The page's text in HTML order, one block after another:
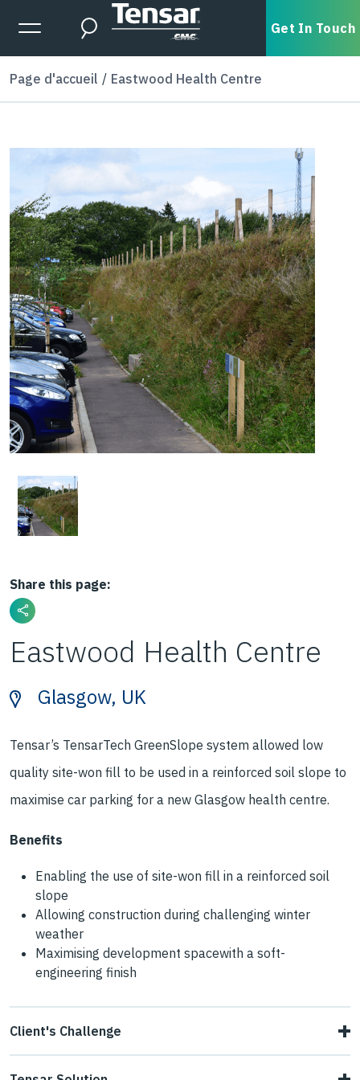
Skip to main content
Expanded Menu Toggle
Search Get In Touch
Page d'accueil Eastwood Health Centre
Share this page:
Eastwood Health Centre
Glasgow, UK
Tensar’s TensarTech GreenSlope system allowed low
quality site-won fill to be used in a reinforced soil slope to
maximise car parking for a new Glasgow health centre.
Benefits
Enabling the use of site-won fill in a reinforced soil
slope
Allowing construction during challenging winter
weather
Maximising development spacewith a soft-
engineering finish
Client's Challenge